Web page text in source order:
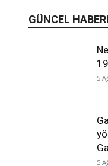
GÜNCEL
5
5